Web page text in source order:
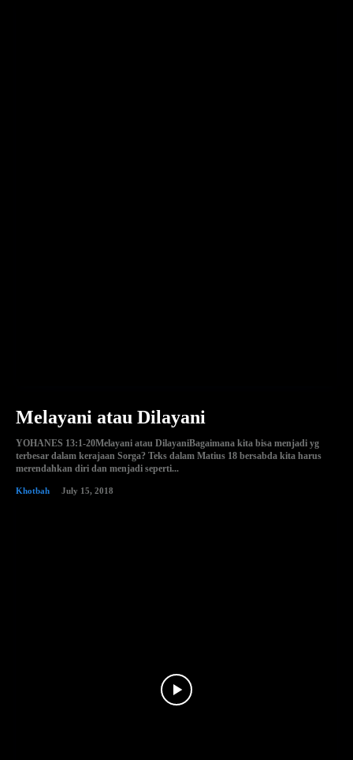
Melayani atau Dilayani
YOHANES 13:1-20Melayani atau DilayaniBagaimana kita bisa menjadi yg
terbesar dalam kerajaan Sorga? Teks dalam Matius 18 bersabda kita harus
merendahkan diri dan menjadi seperti...
Khotbah July 15, 2018